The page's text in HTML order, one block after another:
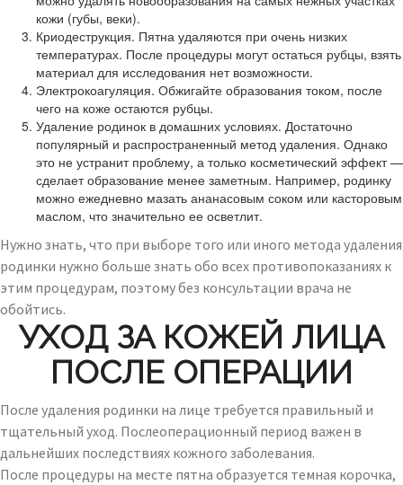
кожи (губы, веки).
Криодеструкция. Пятна удаляются при очень низких
температурах. После процедуры могут остаться рубцы, взять
материал для исследования нет возможности.
Электрокоагуляция. Обжигайте образования током, после
чего на коже остаются рубцы.
Удаление родинок в домашних условиях. Достаточно
популярный и распространенный метод удаления. Однако
это не устранит проблему, а только косметический эффект —
сделает образование менее заметным. Например, родинку
можно ежедневно мазать ананасовым соком или касторовым
маслом, что значительно ее осветлит.
Нужно знать, что при выборе того или иного метода удаления
родинки нужно больше знать обо всех противопоказаниях к
этим процедурам, поэтому без консультации врача не
обойтись.
УХОД ЗА КОЖЕЙ ЛИЦА
ПОСЛЕ ОПЕРАЦИИ
После удаления родинки на лице требуется правильный и
тщательный уход. Послеоперационный период важен в
дальнейших последствиях кожного заболевания.
После процедуры на месте пятна образуется темная корочка,